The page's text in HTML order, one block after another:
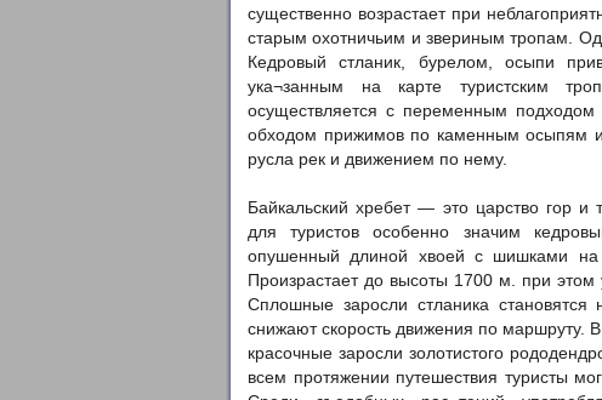
существенно возрастает при
старым охотничьим и звериным тропам.
Кедровый стланик, бурелом, осыпи
ука¬занным на карте туристским
осуществляется с переменным
обходом прижимов по каменным осыпям
русла рек и движением по нему.
Байкальский хребет — это царство гор и
для туристов особенно значим
опушенный длиной хвоей с шишками на
Произрастает до высоты 1700 м. при этом
Сплошные заросли стланика становятся
снижают скорость движения по маршруту.
красочные заросли золотистого
всем протяжении путешествия туристы